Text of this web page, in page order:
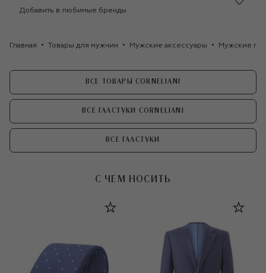
Добавить в любимые бренды
Главная Товары для мужчин Мужские аксессуары Мужские
ВСЕ ТОВАРЫ CORNELIANI
ВСЕ ГАЛСТУКИ CORNELIANI
ВСЕ ГАЛСТУКИ
С ЧЕМ НОСИТЬ